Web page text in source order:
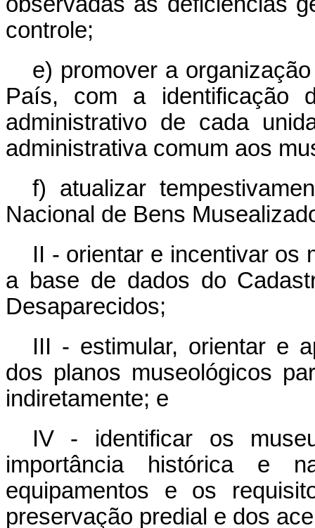
controle;
e) promover a
País, com a identificação
administrativo de cada
administrativa comum aos
f) atualizar
Nacional de Bens
II - orientar e incentivar os
a base de dados do
Desaparecidos;
III - estimular, orientar e
dos planos museológicos
indiretamente; e
IV - identificar os
importância histórica e
equipamentos e os
preservação predial e dos